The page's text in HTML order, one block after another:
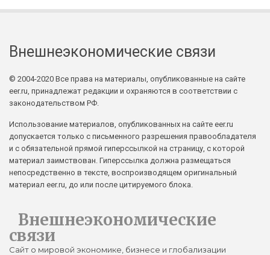
Внешнеэкономические связи
© 2004-2020 Все права на материалы, опубликованные на сайте
eer.ru, принадлежат редакции и охраняются в соответствии с
законодательством РФ.
Использование материалов, опубликованных на сайте eer.ru
допускается только с письменного разрешения правообладателя
и с обязательной прямой гиперссылкой на страницу, с которой
материал заимствован. Гиперссылка должна размещаться
непосредственно в тексте, воспроизводящем оригинальный
материал eer.ru, до или после цитируемого блока.
Внешнеэкономические
связи
Сайт о мировой экономике, бизнесе и глобализации